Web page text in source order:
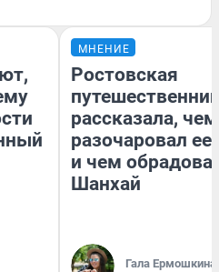
МНЕНИЕ
Ростовская
рассказала, чем
разочаровал
и чем
Шанхай
Гала Ермошкина